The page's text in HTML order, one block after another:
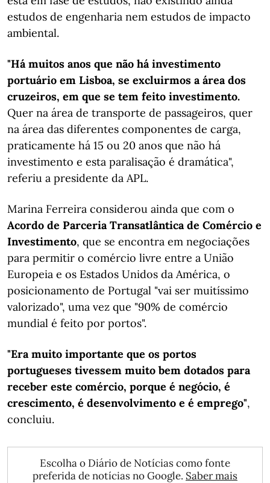
estudos de engenharia nem estudos de impacto
ambiental.
"Há muitos anos que não há investimento
portuário em Lisboa, se excluirmos a área dos
cruzeiros, em que se tem feito investimento.
Quer na área de transporte de passageiros, quer
na área das diferentes componentes de carga,
praticamente há 15 ou 20 anos que não há
investimento e esta paralisação é dramática",
referiu a presidente da APL.
Marina Ferreira considerou ainda que com o
Acordo de Parceria Transatlântica de Comércio e
Investimento, que se encontra em negociações
para permitir o comércio livre entre a União
Europeia e os Estados Unidos da América, o
posicionamento de Portugal "vai ser muitíssimo
valorizado", uma vez que "90% de comércio
mundial é feito por portos".
"Era muito importante que os portos
portugueses tivessem muito bem dotados para
receber este comércio, porque é negócio, é
crescimento, é desenvolvimento e é emprego",
concluiu.
Escolha o Diário de Notícias como fonte
preferida de notícias no Google. Saber mais